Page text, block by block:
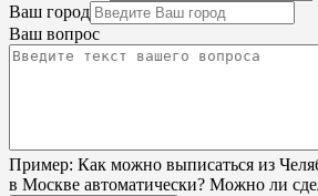
Ваш город
Ваш вопрос
Пример: Как можно выписаться из
в Москве автоматически? Можно ли